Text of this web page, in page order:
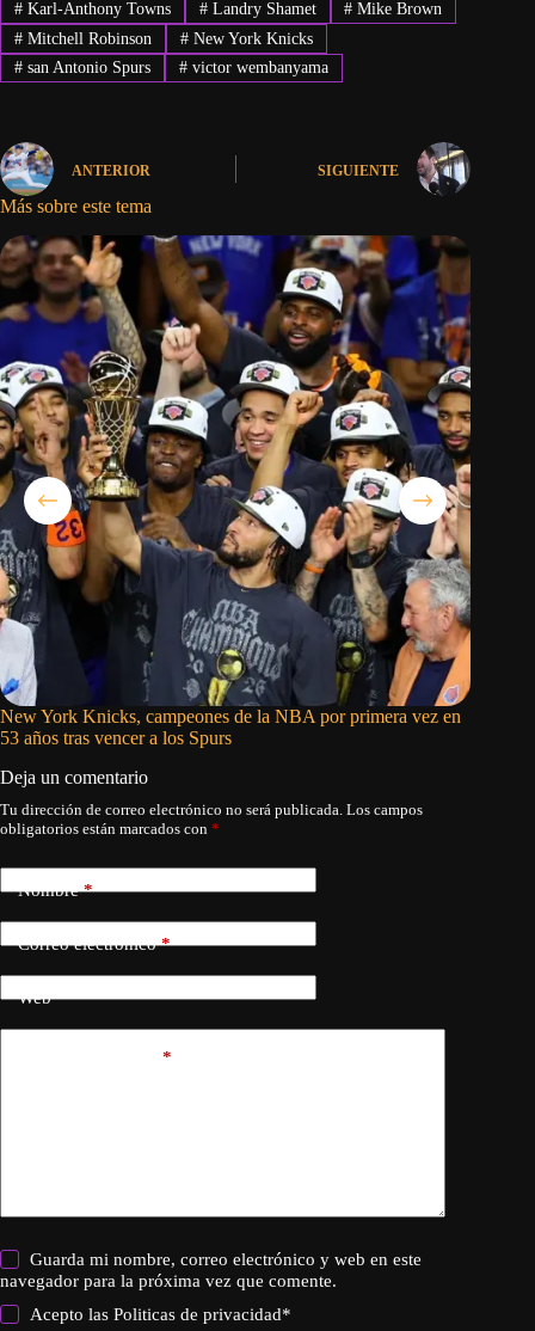
#Karl-Anthony Towns #Landry Shamet # Mike Brown
#Mitchell Robinson #New York Knicks
#san Antonio Spurs #victor wembanyama
ANTERIOR SIGUIENTE
Más sobre este tema
New York Knicks, campeones de la NBA por primera vez en
53 años tras vencer a los Spurs
Deja un comentario
Tu dirección de correo electrónico no será publicada. Los campos
obligatorios están marcados con *
Nombre*
Correo electrónico*
Web
*
Guarda mi nombre, correo electrónico y web en este
navegador para la próxima vez que comente.
Acepto lasPoliticas de privacidad*